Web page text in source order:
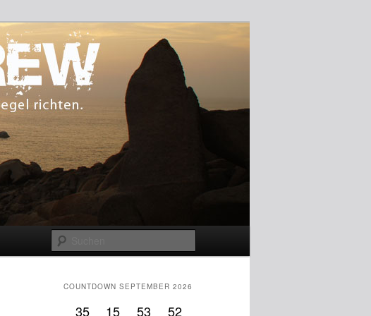
COUNTDOWN SEPTEMBER 2026
35 15 53 51